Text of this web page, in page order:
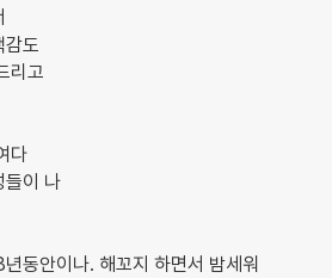
감도
리고
다
들이 나
동안이나. 해꼬지 하면서 밤세워